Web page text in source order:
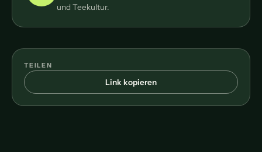
und Teekultur.
TEILEN
Link kopieren